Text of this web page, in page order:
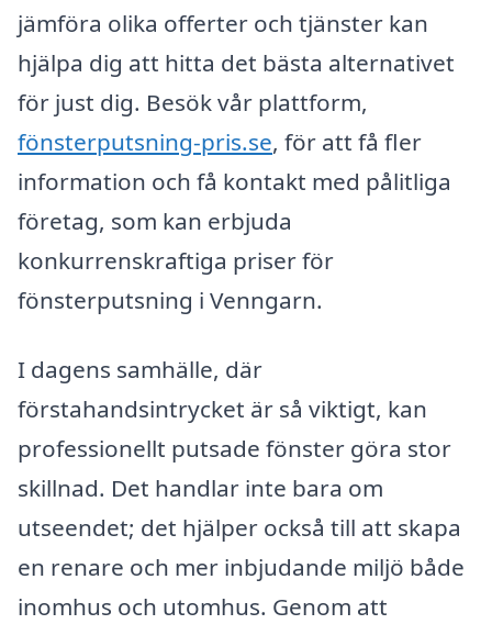
jämföra olika offerter och tjänster kan
hjälpa dig att hitta det bästa alternativet
för just dig. Besök vår plattform,
fönsterputsning-pris.se, för att få fler
information och få kontakt med pålitliga
företag, som kan erbjuda
konkurrenskraftiga priser för
fönsterputsning i Venngarn.
I dagens samhälle, där
förstahandsintrycket är så viktigt, kan
professionellt putsade fönster göra stor
skillnad. Det handlar inte bara om
utseendet; det hjälper också till att skapa
en renare och mer inbjudande miljö både
inomhus och utomhus. Genom att